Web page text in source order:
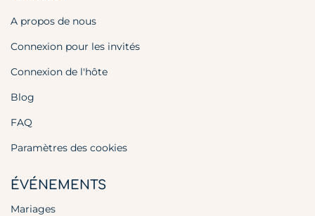
A propos de nous
Connexion pour les invités
Connexion de l'hôte
Blog
FAQ
Paramètres des cookies
ÉVÉNEMENTS
Mariages